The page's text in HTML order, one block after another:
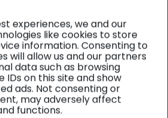
experiences, we and our
like cookies to store
information. Consenting to
will allow us and our partners
data such as browsing
IDs on this site and show
ads. Not consenting or
may adversely affect
functions.